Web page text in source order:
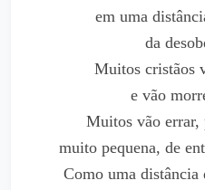
em uma
da
Muitos cristãos
e vão
Muitos vão errar,
muito pequena, de
Como uma